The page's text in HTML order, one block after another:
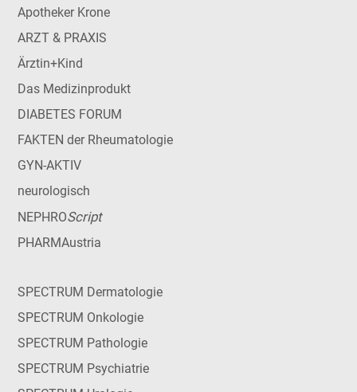
Apotheker Krone
ARZT & PRAXIS
Ärztin+Kind
Das Medizinprodukt
DIABETES FORUM
FAKTEN der Rheumatologie
GYN-AKTIV
neurologisch
NEPHROScript
PHARMAustria
SPECTRUM Dermatologie
SPECTRUM Onkologie
SPECTRUM Pathologie
SPECTRUM Psychiatrie